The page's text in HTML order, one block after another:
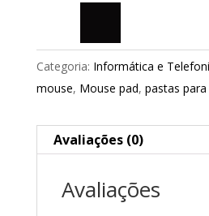
Categoria: Informática e
mouse, Mouse pad, pastas
Avaliações (0)
Avaliações